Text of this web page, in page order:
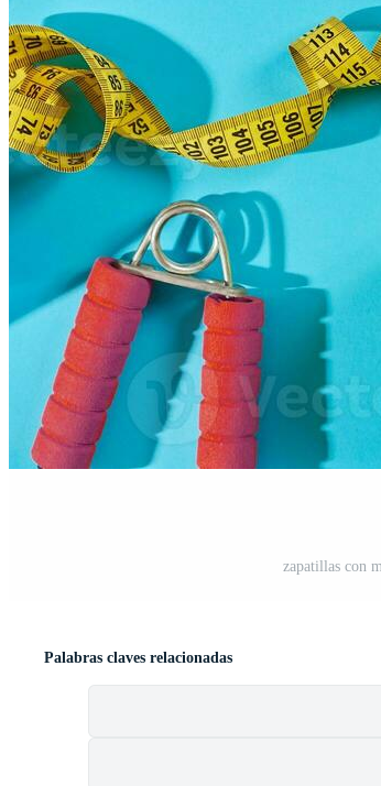
zapatillas con
Palabras claves relacionadas